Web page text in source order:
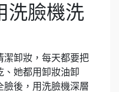
洗臉機洗
潔卸妝，每天都要把
、她都用卸妝油卸
臉後，用洗臉機深層